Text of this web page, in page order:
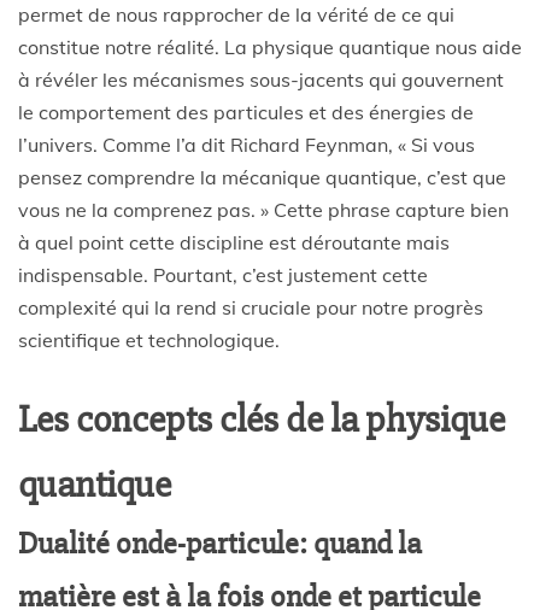
permet de nous rapprocher de la vérité de ce qui
constitue notre réalité. La physique quantique nous aide
à révéler les mécanismes sous-jacents qui gouvernent
le comportement des particules et des énergies de
l’univers. Comme l’a dit Richard Feynman, « Si vous
pensez comprendre la mécanique quantique, c’est que
vous ne la comprenez pas. » Cette phrase capture bien
à quel point cette discipline est déroutante mais
indispensable. Pourtant, c’est justement cette
complexité qui la rend si cruciale pour notre progrès
scientifique et technologique.
Les concepts clés de la physique
quantique
Dualité onde-particule: quand la
matière est à la fois onde et particule